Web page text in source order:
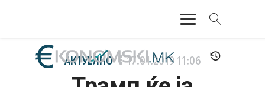
АКТУЕЛНО
АКТУЕЛНО 17.01.2019 11:06